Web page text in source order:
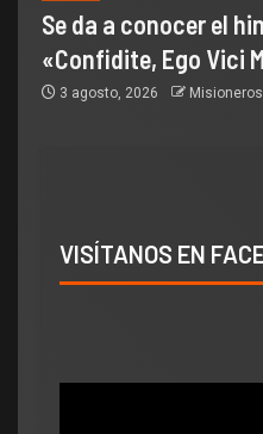
Se da a conocer el
«Confidite, Ego Vici
3 agosto, 2026 Misioneros
VISÍTANOS EN